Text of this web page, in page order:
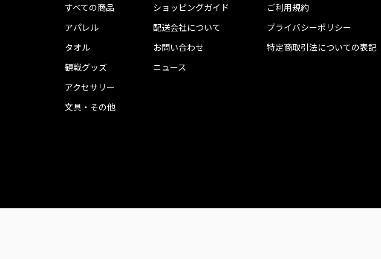
すべての商品
アパレル
タオル
観戦グッズ
アクセサリー
文具・その他
ショッピングガイド
配送会社について
お問い合わせ
ニュース
ご利用規約
プライバシーポリシー
特定商取引法についての表記